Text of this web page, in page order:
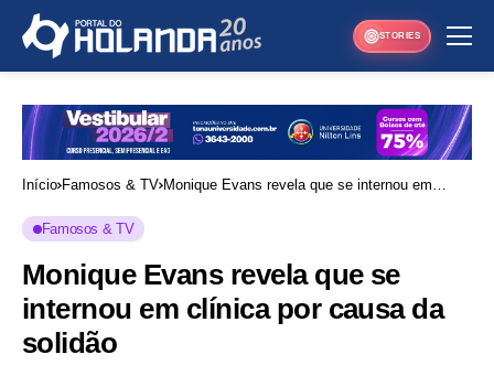
STORIES
Início Famosos & TV Monique Evans revela que se internou em
Famosos & TV
Monique Evans revela que se
internou em clínica por causa da
solidão